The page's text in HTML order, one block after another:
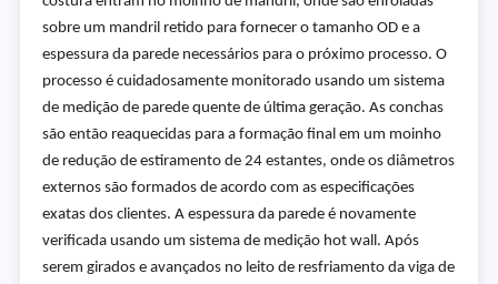
sobre um mandril retido para fornecer o tamanho OD e a
espessura da parede necessários para o próximo processo. O
processo é cuidadosamente monitorado usando um sistema
de medição de parede quente de última geração. As conchas
são então reaquecidas para a formação final em um moinho
de redução de estiramento de 24 estantes, onde os diâmetros
externos são formados de acordo com as especificações
exatas dos clientes. A espessura da parede é novamente
verificada usando um sistema de medição hot wall. Após
serem girados e avançados no leito de resfriamento da viga de